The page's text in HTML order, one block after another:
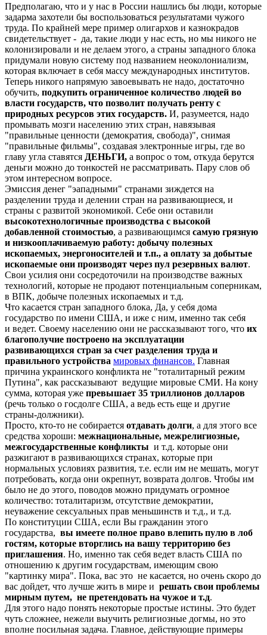
Предполагаю, что и у нас в России нашлись бы люди, которые
задарма захотели бы воспользоваться результатами чужого
труда. По крайней мере пример олигархов и казнокрадов
свидетельствует - да, такие люди у нас есть, но мы никого не
колонизировали и не делаем этого, а страны западного блока
придумали новую систему под названием неоколониализм,
которая включает в себя массу международных институтов.
Теперь никого напрямую завоевывать не надо, достаточно
обучить, подкупить ограниченное количество людей во
власти государств, что позволит получать ренту с
природных ресурсов этих государств. И, разумеется, надо
промывать мозги населению этих стран, навязывая
"правильные ценности (демократия, свобода)", снимая
"правильные фильмы", создавая электронные игры, где во
главу угла ставятся ДЕНЬГИ, а вопрос о том, откуда берутся
деньги можно до тонкостей не рассматривать. Пару слов об
этом интересном вопросе.
Эмиссия денег "эападными" странами зиждется на
разделении труда и делении стран на развивающиеся, и
страны с развитой экономикой. Себе они оставили
высокотехнологичные производства с высокой
добавленной стоимостью, а развивающимся самую грязную
и низкооплачиваемую работу: добычу полезных
ископаемых, энергоносителей и т.п., а оплату за добытые
ископаемые они производят через пул резервных валют.
Свои усилия они сосредоточили на производстве важных
технологий, которые не продают потенциальным соперникам,
в ВПК, добыче полезных ископаемых и т.д.
Что касается стран западного блока, Да, у себя дома
государство по имени США, и иже с ним, именно так себя
и ведет. Своему населению они не рассказывают того, что их
благополучие построено на эксплуатации
развивающихся стран за счет разделения труда и
правильного устройства мировых финансов. Главная
причина украинского конфликта не "тоталитарный режим
Путина", как рассказывают ведущие мировые СМИ. На кону
сумма, которая уже превышает 35 триллионов долларов
(речь только о госдолге США, а ведь есть еще и другие
страны-должники).
Просто, кто-то не собирается отдавать долги, а для этого все
средства хороши: межнациональные, межрелигиозные,
межгосударственные конфликты и т.д. которые они
разжигают в развивающихся странах, которые при
нормальных условиях развития, т.е. если им не мешать, могут
потребовать, когда они окрепнут, возврата долгов. Чтобы им
было не до этого, поводов можно придумать огромное
количество: тоталитаризм, отсутствие демократии,
неуважение сексуальных прав меньшинств и т.д., и т.д.
По конституции США, если Вы гражданин этого
государства, вы имеете полное право влепить пулю в лоб
гостям, которые вторглись на вашу территорию без
приглашения. Но, именно так себя ведет власть США по
отношению к другим государствам, имеющим свою
"картинку мира". Пока, вас это не касается, но очень скоро до
вас дойдет, что лучше жить в мире и решать свои проблемы
мирным путем, не претендовать на чужое и т.д.
Для этого надо понять некоторые простые истины. Это будет
чуть сложнее, нежели выучить религиозные догмы, но это
вполне посильная задача. Главное, действующие примеры